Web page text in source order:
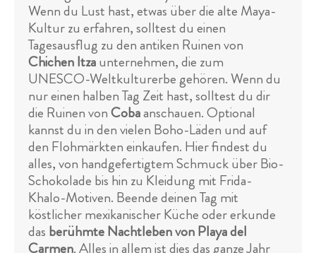
Wenn du Lust hast, etwas über die alte Maya-
Kultur zu erfahren, solltest du einen
Tagesausflug zu den antiken Ruinen von
Chichen Itzaunternehmen, die zum
UNESCO-Weltkulturerbe gehören. Wenn du
nur einen halben Tag Zeit hast, solltest du dir
die Ruinen vonCobaanschauen. Optional
kannst du in den vielen Boho-Läden und auf
den Flohmärkten einkaufen. Hier findest du
alles, von handgefertigtem Schmuck über Bio-
Schokolade bis hin zu Kleidung mit Frida-
Khalo-Motiven. Beende deinen Tag mit
köstlicher mexikanischer Küche oder erkunde
das berühmte Nachtleben von Playa del
Carmen. Alles in allem ist dies das ganze Jahr